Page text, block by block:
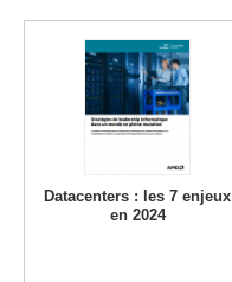
Datacenters : les 7 enjeux
en 2024